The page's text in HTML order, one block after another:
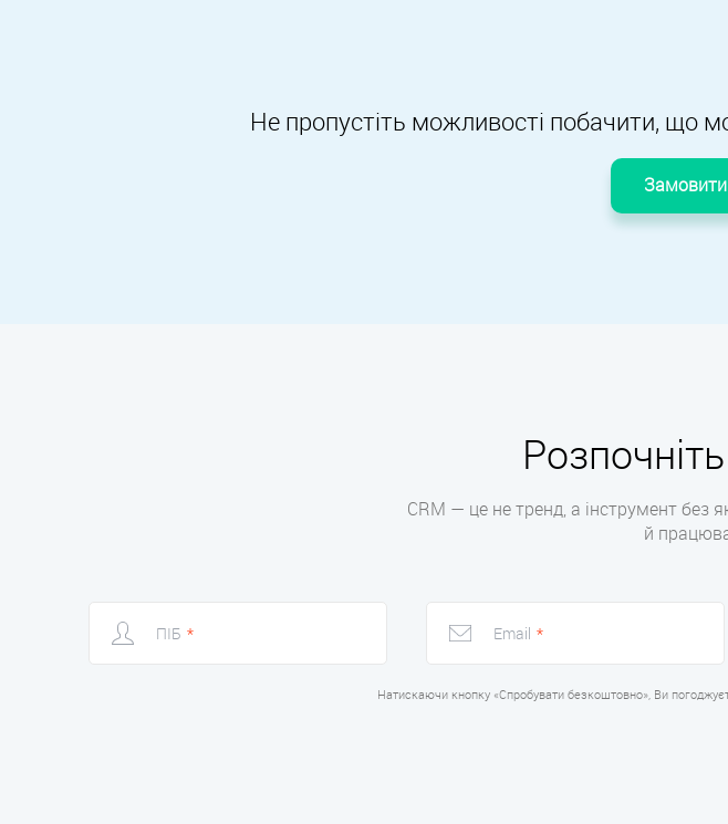
Не пропустіть можливості побачити, що
Замовити
CRM — це не тренд, а інструмент без
й
ПІБ * Email *
Натискаючи кнопку «Спробувати безкоштовно», Ви